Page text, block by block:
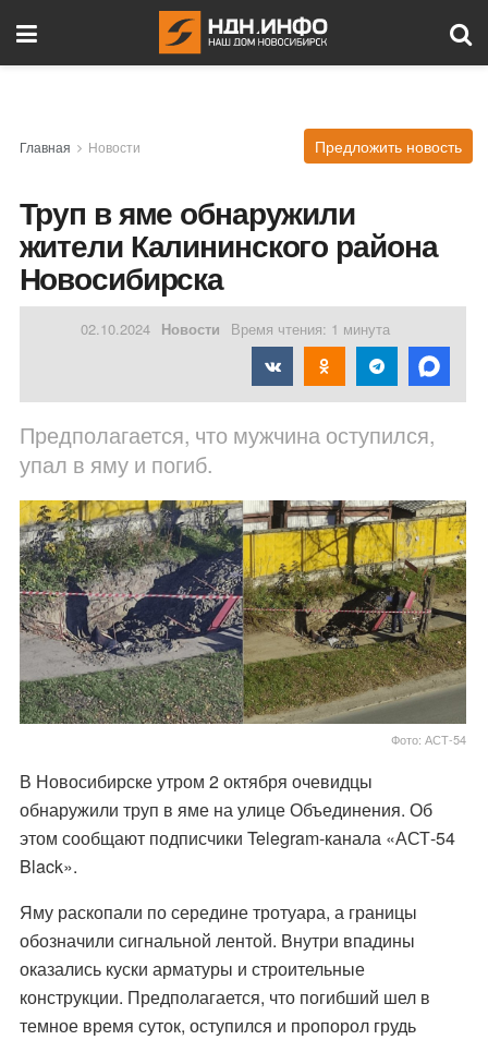
Главная Новости Предложить новость
Труп в яме обнаружили
жители Калининского района
Новосибирска
02.10.2024 Новости Время чтения: 1 минута
Предполагается, что мужчина оступился,
упал в яму и погиб.
Фото: АСТ-54
В Новосибирске утром 2 октября очевидцы
обнаружили труп в яме на улице Объединения. Об
этом сообщают подписчики Telegram-канала «АСТ-54
Black».
Яму раскопали по середине тротуара, а границы
обозначили сигнальной лентой. Внутри впадины
оказались куски арматуры и строительные
конструкции. Предполагается, что погибший шел в
темное время суток, оступился и пропорол грудь